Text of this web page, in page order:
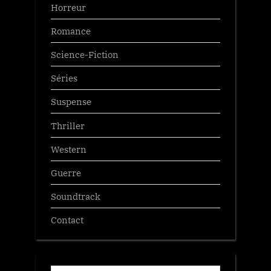
Horreur
Romance
Science-Fiction
Séries
Suspense
Thriller
Western
Guerre
Soundtrack
Contact